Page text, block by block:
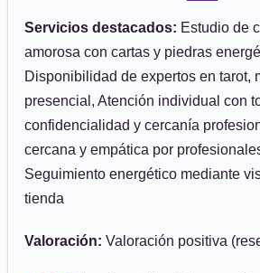
Servicios destacados: Estudio de
amorosa con cartas y piedras
Disponibilidad de expertos en tarot,
presencial, Atención individual con
confidencialidad y cercanía
cercana y empática por
Seguimiento energético mediante
tienda
Valoración: Valoración positiva